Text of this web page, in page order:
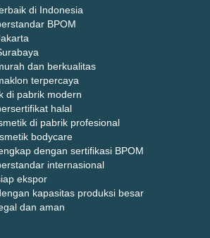
di Indonesia
BPOM
dan berkualitas
terpercaya
di pabrik modern
halal
di pabrik profesional
bodycare
dengan sertifikasi BPOM
internasional
ekspor
kapasitas produksi besar
dan aman